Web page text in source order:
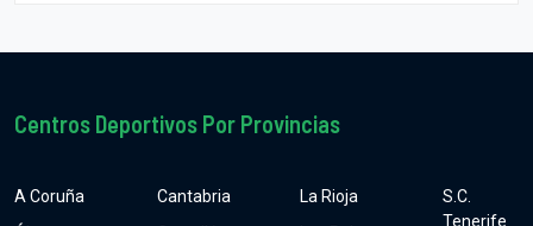
Centros Deportivos Por Provincias
A Coruña
Cantabria
La Rioja
S.C.
Tenerife